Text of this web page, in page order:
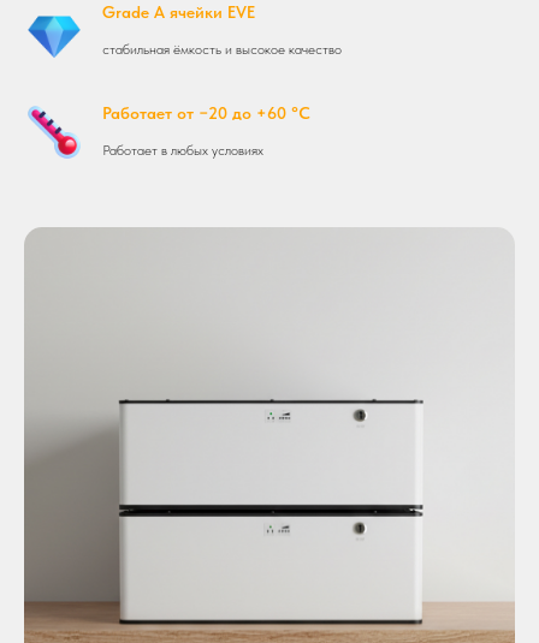
Grade A ячейки EVE
стабильная ёмкость и высокое качество
Работает от −20 до +60 °C
Работает в любых условиях